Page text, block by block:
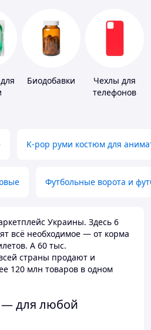
Биодобавки
Чехлы для
телефонов
K-pop руми костюм для
Футбольные ворота и
Украины. Здесь 6
всё необходимое — от корма
А 60 тыс.
страны продают и
120 млн товаров в одном
для любой